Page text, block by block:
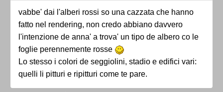
vabbe' dai l'alberi rossi so una cazzata che hanno
fatto nel rendering, non credo abbiano davvero
l'intenzione de anna' a trova' un tipo de albero co le
foglie perennemente rosse
Lo stesso i colori de seggiolini, stadio e edifici vari:
quelli li pitturi e ripitturi come te pare.